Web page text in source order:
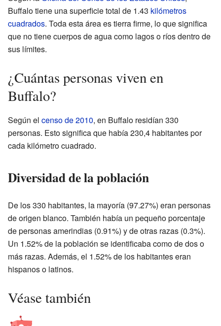
Buffalo tiene una superficie total de 1.43 kilómetros
cuadrados. Toda esta área es tierra firme, lo que significa
que no tiene cuerpos de agua como lagos o ríos dentro de
sus límites.
¿Cuántas personas viven en
Buffalo?
Según el censo de 2010, en Buffalo residían 330
personas. Esto significa que había 230,4 habitantes por
cada kilómetro cuadrado.
Diversidad de la población
De los 330 habitantes, la mayoría (97.27%) eran personas
de origen blanco. También había un pequeño porcentaje
de personas amerindias (0.91%) y de otras razas (0.3%).
Un 1.52% de la población se identificaba como de dos o
más razas. Además, el 1.52% de los habitantes eran
hispanos o latinos.
Véase también